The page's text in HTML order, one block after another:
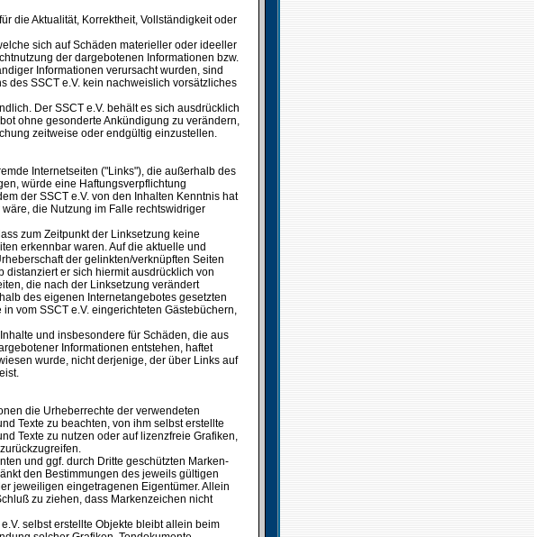
die Aktualität, Korrektheit, Vollständigkeit oder
sich auf Schäden materieller oder ideeller
der dargebotenen Informationen bzw.
Informationen verursacht wurden, sind
des SSCT e.V. kein nachweislich vorsätzliches
Der SSCT e.V. behält es sich ausdrücklich
ohne gesonderte Ankündigung zu verändern,
zeitweise oder endgültig einzustellen.
Internetseiten ("Links"), die außerhalb des
würde eine Haftungsverpflichtung
der SSCT e.V. von den Inhalten Kenntnis hat
die Nutzung im Falle rechtswidriger
zum Zeitpunkt der Linksetzung keine
erkennbar waren. Auf die aktuelle und
der gelinkten/verknüpften Seiten
distanziert er sich hiermit ausdrücklich von
die nach der Linksetzung verändert
des eigenen Internetangebotes gesetzten
vom SSCT e.V. eingerichteten Gästebüchern,
und insbesondere für Schäden, die aus
Informationen entstehen, haftet
wurde, nicht derjenige, der über Links auf
die Urheberrechte der verwendeten
Texte zu beachten, von ihm selbst erstellte
Texte zu nutzen oder auf lizenzfreie Grafiken,
und ggf. durch Dritte geschützten Marken-
den Bestimmungen des jeweils gültigen
jeweiligen eingetragenen Eigentümer. Allein
zu ziehen, dass Markenzeichen nicht
selbst erstellte Objekte bleibt allein beim